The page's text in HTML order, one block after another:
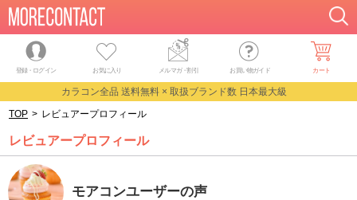
登録・ログイン お気に入り メルマガ・割引 お買い物ガイド カート
カラコン全品 送料無料 × 取扱ブランド数 日本最大級
TOP > レビュアープロフィール
レビュアープロフィール
モアコンユーザーの声